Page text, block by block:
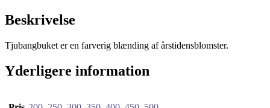
Beskrivelse
Tjubangbuket er en farverig blænding af årstidensblomster.
Yderligere information